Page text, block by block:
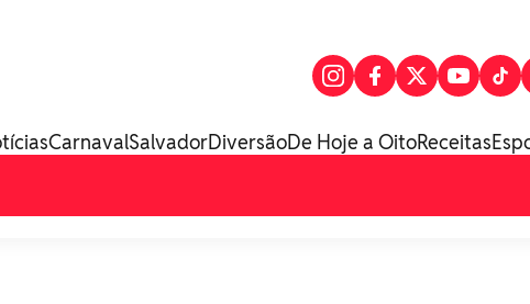
CarnavalSalvadorDiversãoDe Hoje a OitoReceitas